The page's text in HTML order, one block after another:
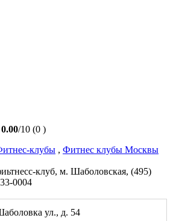
0.00/10 (0 )
клубы , Фитнес клубы Москвы
клуб, м. Шаболовская, (495)
0004
ул., д. 54